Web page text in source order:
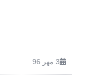
3 مهر 96